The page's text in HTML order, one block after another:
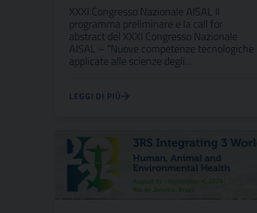
XXXI Congresso Nazionale AISAL Il
programma preliminare e la call for
abstract del XXXI Congresso Nazionale
AISAL – “Nuove competenze tecnologiche
applicate alle scienze degli…
LEGGI DI PIÙ